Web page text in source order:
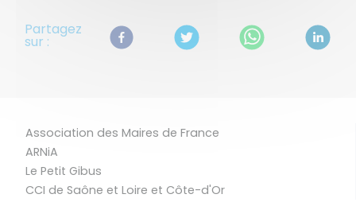
Partagez
sur :
Association des Maires de France
ARNiA
Le Petit Gibus
CCI de Saône et Loire et Côte-d'Or